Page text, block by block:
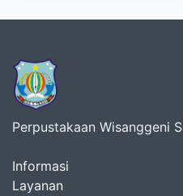
Perpustakaan Wisanggeni
Informasi
Layanan